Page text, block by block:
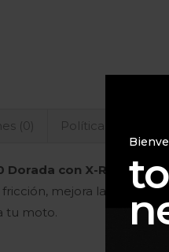
(0) Políticas de la
Dorada con X-Ring es
mejora la
tu moto.